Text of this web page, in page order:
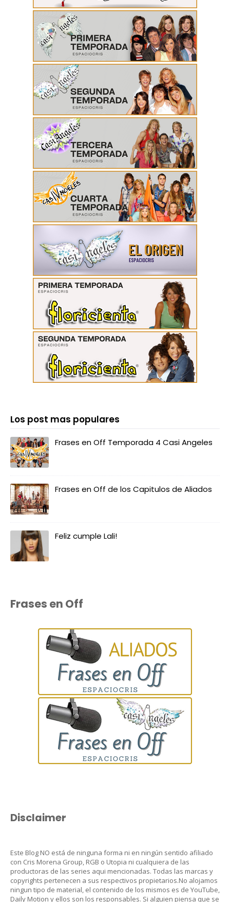
Los post mas populares
Frases en Off Temporada 4 Casi Angeles
Frases en Off de los Capitulos de Aliados
Feliz cumple Lali!
Frases en Off
Disclaimer
Este Blog NO está de ninguna forma ni en ningún sentido afiliado
con Cris Morena Group, RGB o Utopia ni cualquiera de las
productoras de las series aqui mencionadas. Todas las marcas y
copyrights pertenecen a sus respectivos propietarios.No alojamos
ningun tipo de material, el contenido de los mismos es de YouTube,
Daily Motion y ellos son los responsables. Si alguien piensa que se